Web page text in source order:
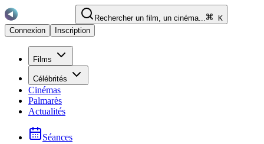
Rechercher un film, un cinéma...
K
Connexion
Inscription
Films
Célébrités
Cinémas
Palmarès
Actualités
Séances